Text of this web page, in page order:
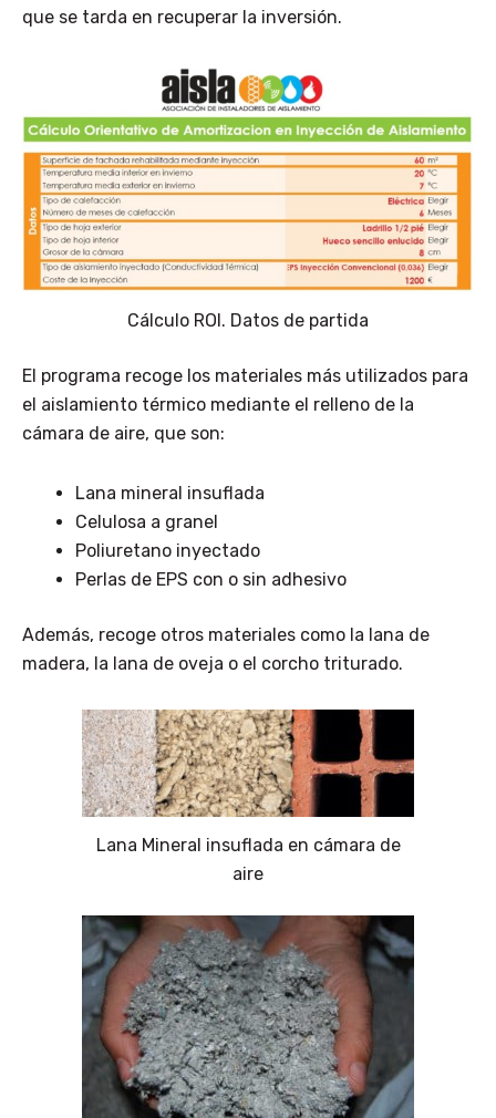
que se tarda en recuperar la inversión.
Cálculo ROI. Datos de partida
El programa recoge los materiales más utilizados para
el aislamiento térmico mediante el relleno de la
cámara de aire, que son:
Lana mineral insuflada
Celulosa a granel
Poliuretano inyectado
Perlas de EPS con o sin adhesivo
Además, recoge otros materiales como la lana de
madera, la lana de oveja o el corcho triturado.
Lana Mineral insuflada en cámara de
aire